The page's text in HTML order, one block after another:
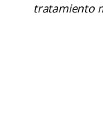
tratamiento